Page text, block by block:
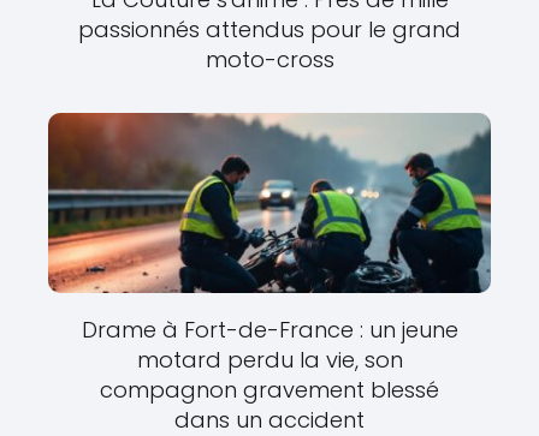
passionnés attendus pour le grand
moto-cross
Drame à Fort-de-France : un jeune
motard perdu la vie, son
compagnon gravement blessé
dans un accident